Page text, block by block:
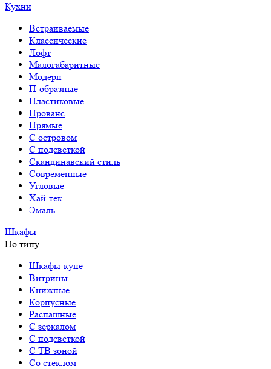
Кухни
Встраиваемые
Классические
Лофт
Малогабаритные
Модерн
П-образные
Пластиковые
Прованс
Прямые
С островом
С подсветкой
Скандинавский стиль
Современные
Угловые
Хай-тек
Эмаль
Шкафы
По типу
Шкафы-купе
Витрины
Книжные
Корпусные
Распашные
С зеркалом
С подсветкой
С ТВ зоной
Со стеклом